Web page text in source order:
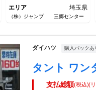
エリア
埼玉県
（株）ジャンプ 三郷センター
ダイハツ 購入パックあ
支払総額(税込)(